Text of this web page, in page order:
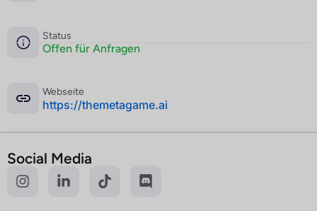
Status
Offen für Anfragen
Webseite
­https://themetagame.ai
Social Media